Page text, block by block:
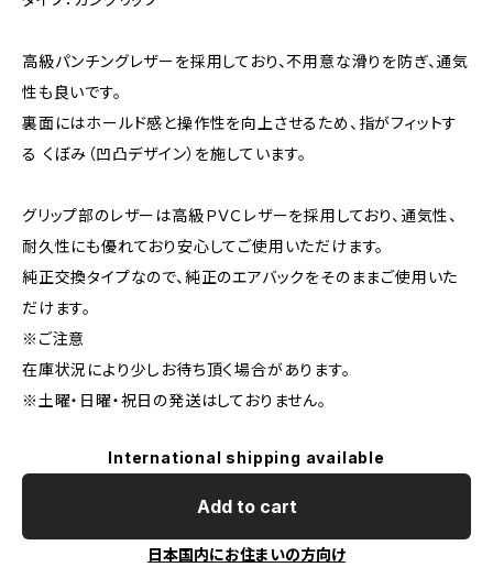
高級パンチングレザーを採用しており、不用意な滑りを防ぎ、通気
性も良いです。
裏面にはホールド感と操作性を向上させるため、指がフィットす
る くぼみ（凹凸デザイン）を施しています。
グリップ部のレザーは高級ＰＶＣレザーを採用しており、通気性、
耐久性にも優れており安心してご使用いただけます。
純正交換タイプなので、純正のエアバックをそのままご使用いた
だけます。
※ご注意
在庫状況により少しお待ち頂く場合があります。
※土曜・日曜・祝日の発送はしておりません。
International shipping available
Add to cart
日本国内にお住まいの方向け